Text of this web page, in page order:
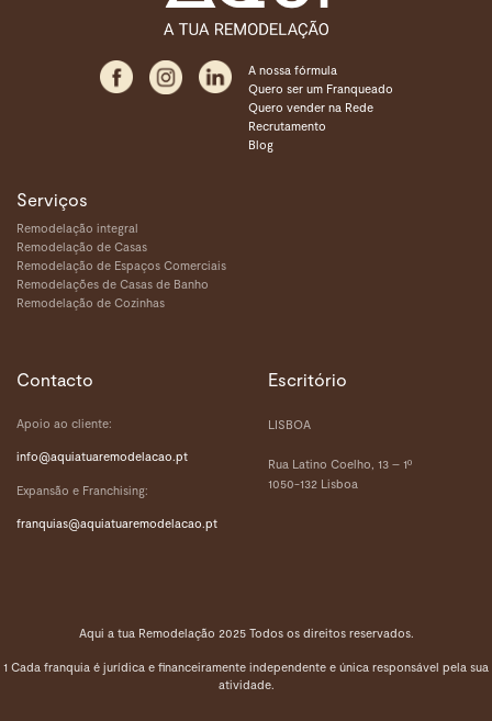
A nossa fórmula
Quero ser um Franqueado
Quero vender na Rede
Recrutamento
Blog
Serviços
Remodelação integral
Remodelação de Casas
Remodelação de Espaços Comerciais
Remodelações de Casas de Banho
Remodelação de Cozinhas
Contacto
Apoio ao cliente:
info@aquiatuaremodelacao.pt
Expansão e Franchising:
franquias@aquiatuaremodelacao.pt
Escritório
LISBOA
Rua Latino Coelho, 13 – 1º
1050-132 Lisboa
Aqui a tua Remodelação 2025 Todos os direitos reservados.
1 Cada franquia é jurídica e financeiramente independente e única responsável pela sua
atividade.